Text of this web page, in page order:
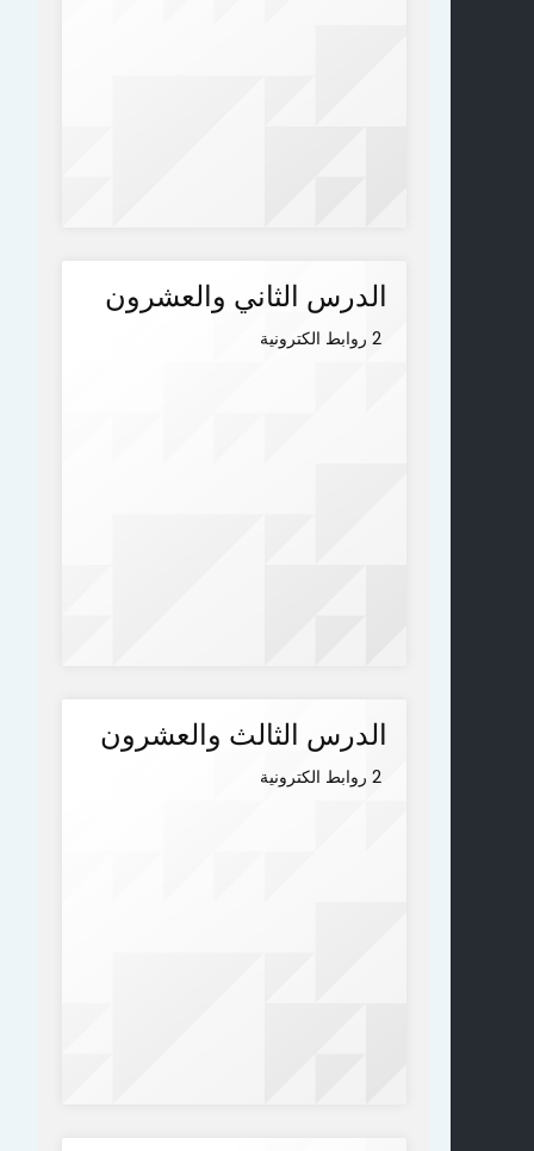
الدرس الثاني والعشرون
2 روابط الكترونية
الدرس الثالث والعشرون
2 روابط الكترونية